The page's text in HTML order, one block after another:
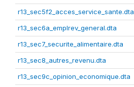
r13_sec5f2_acces_service_sante.dta
r13_sec6a_emplrev_general.dta
r13_sec7_securite_alimentaire.dta
r13_sec8_autres_revenu.dta
r13_sec9c_opinion_economique.dta